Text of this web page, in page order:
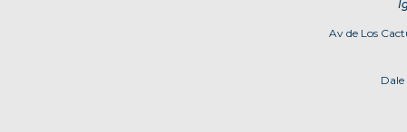
Av de Los